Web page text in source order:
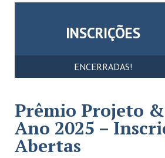
INSCRIÇÕES
ENCERRADAS!
Prêmio Projeto
Ano 2025 –
Abertas